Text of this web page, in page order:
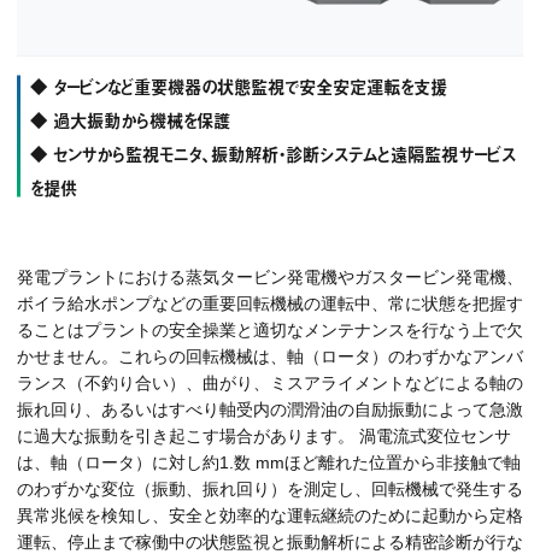
◆ タービンなど重要機器の状態監視で安全安定運転を支援
◆ 過大振動から機械を保護
◆ センサから監視モニタ、振動解析・診断システムと遠隔監視サービス
を提供
発電プラントにおける蒸気タービン発電機やガスタービン発電機、
ボイラ給水ポンプなどの重要回転機械の運転中、常に状態を把握す
ることはプラントの安全操業と適切なメンテナンスを行なう上で欠
かせません。これらの回転機械は、軸（ロータ）のわずかなアンバ
ランス（不釣り合い）、曲がり、ミスアライメントなどによる軸の
振れ回り、あるいはすべり軸受内の潤滑油の自励振動によって急激
に過大な振動を引き起こす場合があります。 渦電流式変位センサ
は、軸（ロータ）に対し約1.数 mmほど離れた位置から非接触で軸
のわずかな変位（振動、振れ回り）を測定し、回転機械で発生する
異常兆候を検知し、安全と効率的な運転継続のために起動から定格
運転、停止まで稼働中の状態監視と振動解析による精密診断が行な